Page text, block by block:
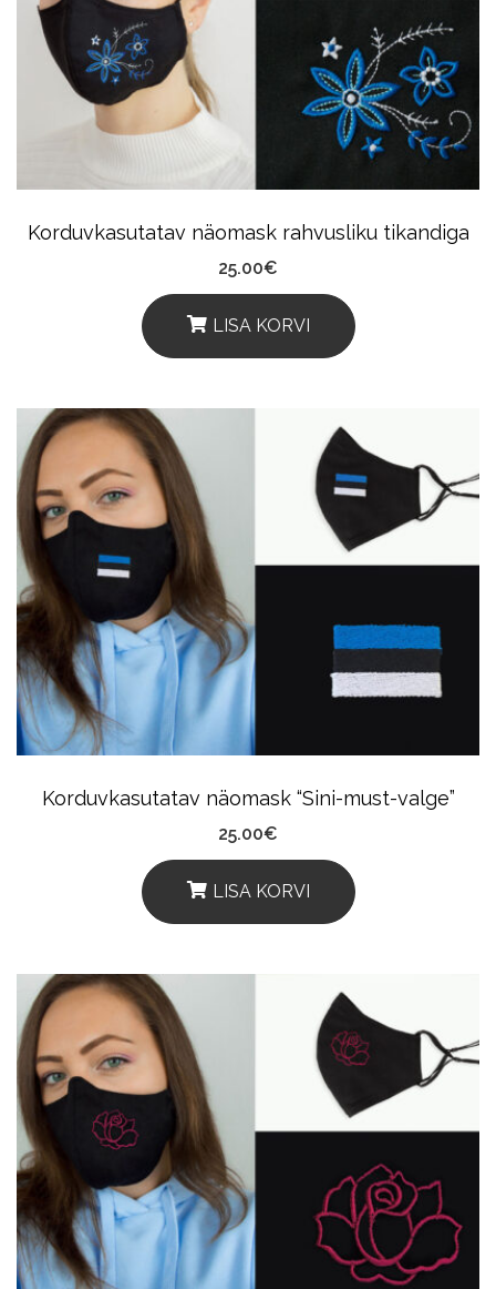
Korduvkasutatav näomask rahvusliku tikandiga
25.00€
LISA KORVI
Korduvkasutatav näomask “Sini-must-valge”
25.00€
LISA KORVI